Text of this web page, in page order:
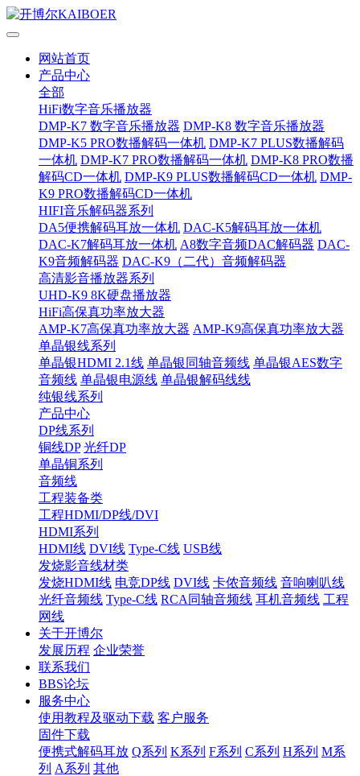
网站首页
产品中心
全部
HiFi数字音乐播放器
DMP-K7 数字音乐播放器 DMP-K8 数字音乐播放器
DMP-K5 PRO数播解码一体机 DMP-K7 PLUS数播解码
一体机 DMP-K7 PRO数播解码一体机 DMP-K8 PRO数播
解码CD一体机 DMP-K9 PLUS数播解码CD一体机 DMP-
K9 PRO数播解码CD一体机
HIFI音乐解码器系列
DA5便携解码耳放一体机 DAC-K5解码耳放一体机
DAC-K7解码耳放一体机 A8数字音频DAC解码器 DAC-
K9音频解码器 DAC-K9（二代）音频解码器
高清影音播放器系列
UHD-K9 8K硬盘播放器
HiFi高保真功率放大器
AMP-K7高保真功率放大器 AMP-K9高保真功率放大器
单晶银线系列
单晶银HDMI 2.1线 单晶银同轴音频线 单晶银AES数字
音频线 单晶银电源线 单晶银解码线线
纯银线系列
产品中心
DP线系列
铜线DP 光纤DP
单晶铜系列
音频线
工程装备类
工程HDMI/DP线/DVI
HDMI系列
HDMI线 DVI线 Type-C线 USB线
发烧影音线材类
发烧HDMI线 电竞DP线 DVI线 卡侬音频线 音响喇叭线
光纤音频线 Type-C线 RCA同轴音频线 耳机音频线 工程
网线
关于开博尔
发展历程 企业荣誉
联系我们
BBS论坛
服务中心
使用教程及驱动下载 客户服务
固件下载
便携式解码耳放 Q系列 K系列 F系列 C系列 H系列 M系
列 A系列 其他